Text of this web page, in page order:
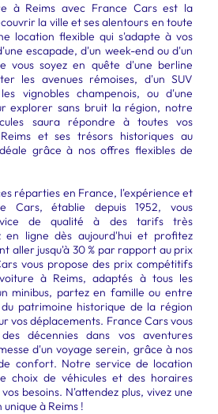
à Reims avec France Cars est la
la ville et ses alentours en toute
location flexible qui s'adapte à vos
escapade, d'un week-end ou d'un
vous soyez en quête d'une berline
les avenues rémoises, d'un SUV
vignobles champenois, ou d'une
explorer sans bruit la région, notre
saura répondre à toutes vos
et ses trésors historiques au
grâce à nos offres flexibles de
réparties en France, l'expérience et
Cars, établie depuis 1952, vous
de qualité à des tarifs très
en ligne dès aujourd'hui et profitez
aller jusqu'à 30 % par rapport au prix
vous propose des prix compétitifs
à Reims, adaptés à tous les
minibus, partez en famille ou entre
patrimoine historique de la région
vos déplacements. France Cars vous
décennies dans vos aventures
d'un voyage serein, grâce à nos
confort. Notre service de location
choix de véhicules et des horaires
besoins. N'attendez plus, vivez une
à Reims !